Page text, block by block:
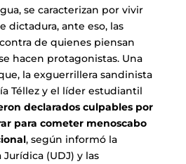
se caracterizan por vivir
dictadura, ante eso, las
de quienes piensan
hacen protagonistas. Una
la exguerrillera sandinista
Téllez y el líder estudiantil
declarados culpables por
para cometer menoscabo
, según informó la
(UDJ) y las